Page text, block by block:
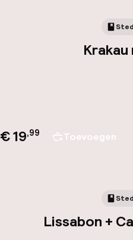
€ 19,99 Toevoegen
Lissabon +